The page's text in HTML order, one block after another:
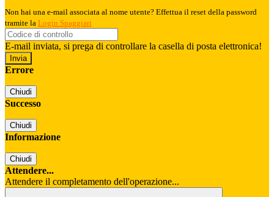
Non hai una e-mail associata al nome utente? Effettua il reset della password
tramite la Login Spaggiari
E-mail inviata, si prega di controllare la casella di posta elettronica!
Errore
Chiudi
Successo
Chiudi
Informazione
Chiudi
Attendere...
Attendere il completamento dell'operazione...